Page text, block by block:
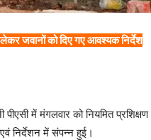
जवानों को दिए गए आवश्यक निर्देश
पीएसी में मंगलवार को नियमित
निर्देशन में संपन्न हुई।